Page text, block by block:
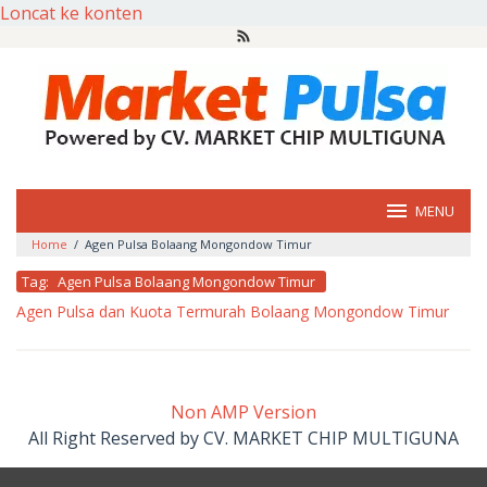
Loncat ke konten
MENU
Home / Agen Pulsa Bolaang Mongondow Timur
Tag: Agen Pulsa Bolaang Mongondow Timur
Agen Pulsa dan Kuota Termurah Bolaang Mongondow Timur
Non AMP Version
All Right Reserved by CV. MARKET CHIP MULTIGUNA